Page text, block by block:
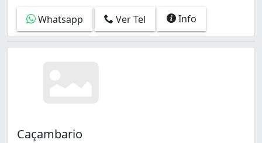
Whatsapp Ver Tel Info
Caçambario